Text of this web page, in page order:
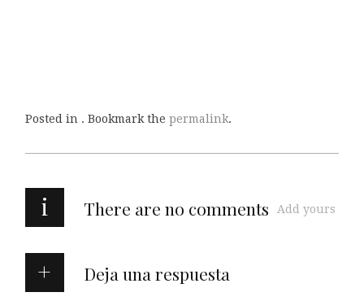
Posted in . Bookmark the permalink.
i There are no comments Add yours
Deja una respuesta